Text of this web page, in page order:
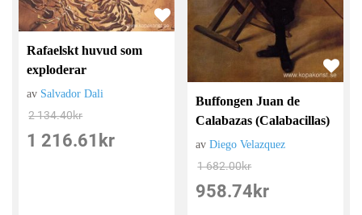
Rafaelskt huvud som
exploderar
av Salvador Dali
2 134.40kr
1 216.61 kr
Buffongen Juan de
Calabazas (Calabacillas)
avDiego Velazquez
1 682.00kr
958.74 kr